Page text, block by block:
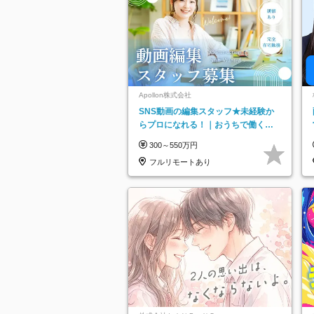
Apollon株式会社
SNS動画の編集スタッフ★未経験か
らプロになれる！｜おうちで働くフ
300～550万円
フルリモートあり